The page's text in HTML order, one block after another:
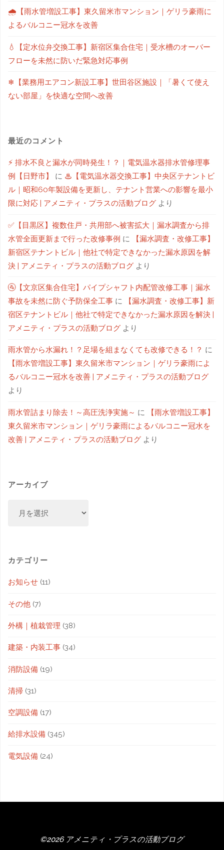
🌧【雨水管増設工事】東久留米市マンション｜ゲリラ豪雨に
よるバルコニー冠水を改善
💧【定水位弁交換工事】新宿区集合住宅｜受水槽のオーバー
フローを未然に防いだ緊急対応事例
❄【業務用エアコン新設工事】世田谷区施設｜「暑くて使え
ない部屋」を快適な空間へ改善
最近のコメント
⚡ 排水不良と漏水が同時発生！？｜電気温水器排水管修理事
例【日野市】
に ♨【電気温水器交換工事】中央区テナントビ
ル｜昭和60年製設備を更新し、テナント営業への影響を最小
限に対応 | アメニティ・プラスの活動ブログ より
✅【目黒区】複数住戸・共用部へ被害拡大｜漏水調査から排
水管全面更新まで行った改修事例 に
【漏水調査・改修工事】
新宿区テナントビル｜他社で特定できなかった漏水原因を解
決 | アメニティ・プラスの活動ブログ より
🚰【文京区集合住宅】パイプシャフト内配管改修工事｜漏水
事故を未然に防ぐ予防保全工事 に
【漏水調査・改修工事】新
宿区テナントビル｜他社で特定できなかった漏水原因を解決 |
アメニティ・プラスの活動ブログ より
雨水管から水漏れ！？足場を組まなくても改修できる！？ に
【雨水管増設工事】東久留米市マンション｜ゲリラ豪雨によ
るバルコニー冠水を改善 | アメニティ・プラスの活動ブログ
より
雨水管詰まり除去！～高圧洗浄実施～ に
【雨水管増設工事】
東久留米市マンション｜ゲリラ豪雨によるバルコニー冠水を
改善 | アメニティ・プラスの活動ブログ より
アーカイブ
カテゴリー
お知らせ (11)
その他 (7)
外構｜植栽管理 (38)
建築・内装工事 (34)
消防設備 (19)
清掃 (31)
空調設備 (17)
給排水設備 (345)
電気設備 (24)
©2026 アメニティ・プラスの活動ブログ